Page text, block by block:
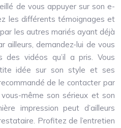
de vous appuyer sur son e-
les différents témoignages et
les autres mariés ayant déjà
ailleurs, demandez-lui de vous
des vidéos qu’il a pris. Vous
idée sur son style et ses
de le contacter par
même son sérieux et son
impression peut d’ailleurs
Profitez de l’entretien